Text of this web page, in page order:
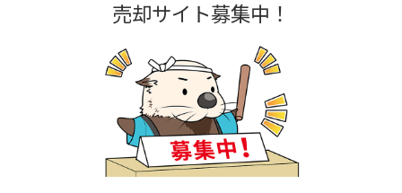
売却サイト募集中！